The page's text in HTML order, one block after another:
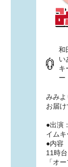
和
い
キ
ー
みみ
お届け
●出演
イム
●内容
11時台
「オ